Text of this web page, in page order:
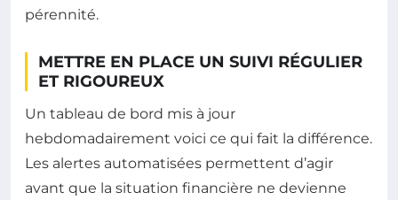
pérennité.
METTRE EN PLACE UN SUIVI RÉGULIER
ET RIGOUREUX
Un tableau de bord mis à jour
hebdomadairement voici ce qui fait la différence.
Les alertes automatisées permettent d’agir
avant que la situation financière ne devienne